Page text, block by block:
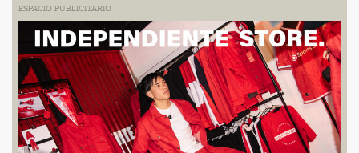
ESPACIO PUBLICITARIO